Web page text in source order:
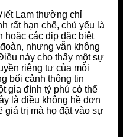
Lam thường chỉ
rất hạn chế, chủ yếu là
hoặc các dịp đặc biệt
nhưng vẫn không
này cho thấy một sự
riêng tư của mỗi
bối cảnh thông tin
gia đình tỷ phú có thể
là điều không hề đơn
giá trị mà họ đặt vào sự